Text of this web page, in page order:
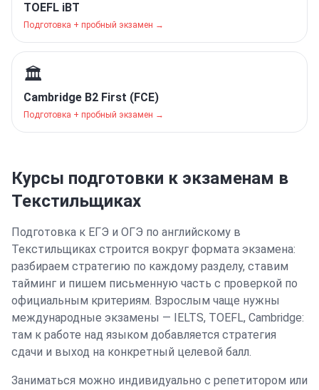
TOEFL iBT
Подготовка + пробный экзамен →
🏛️
Cambridge B2 First (FCE)
Подготовка + пробный экзамен →
Курсы подготовки к экзаменам в
Текстильщиках
Подготовка к ЕГЭ и ОГЭ по английскому в
Текстильщиках строится вокруг формата экзамена:
разбираем стратегию по каждому разделу, ставим
тайминг и пишем письменную часть с проверкой по
официальным критериям. Взрослым чаще нужны
международные экзамены — IELTS, TOEFL, Cambridge:
там к работе над языком добавляется стратегия
сдачи и выход на конкретный целевой балл.
Заниматься можно индивидуально с репетитором или